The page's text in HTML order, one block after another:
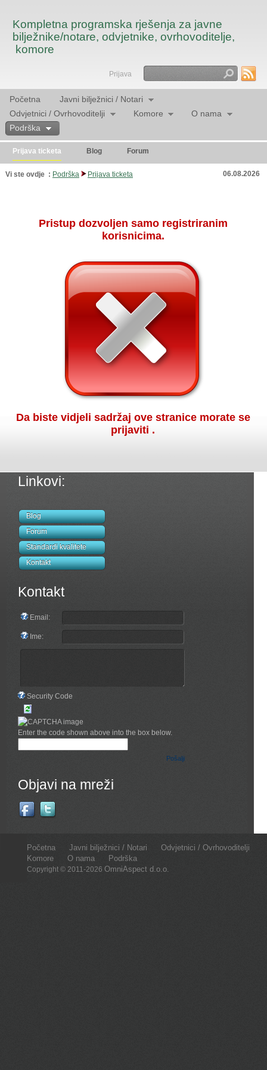
Kompletna programska rješenja za javne
bilježnike/notare, odvjetnike, ovrhovoditelje,
komore
Traži
Prijava
Početna
Javni bilježnici / Notari
Odvjetnici / Ovrhovoditelji
Komore
O nama
Podrška
Prijava ticketa Blog Forum
Vi ste ovdje : Podrška Prijava ticketa 06.08.2026
Pristup dozvoljen samo registriranim
korisnicima.
Da biste vidjeli sadržaj ove stranice morate se
prijaviti .
Linkovi:
Blog
Forum
Standardi kvalitete
Kontakt
Kontakt
Email:
Ime:
Security Code
Enter the code shown above into the box below.
Pošalji
Objavi na mreži
Početna Javni bilježnici / Notari
Odvjetnici / Ovrhovoditelji
Komore
O nama Podrška
Copyright © 2011-2026 OmniAspect d.o.o.